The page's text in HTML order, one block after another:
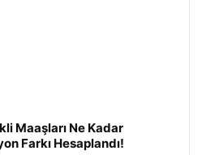
Maaşları Ne Kadar
Farkı Hesaplandı!